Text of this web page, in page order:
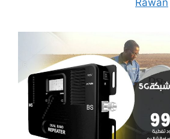
Rawan